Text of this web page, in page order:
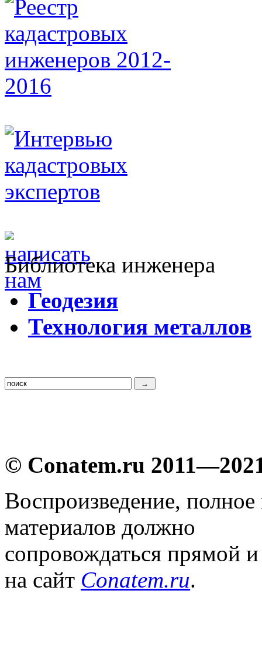
Библиотека инженера
Геодезия
Технология металлов
© Conatem.ru
Воспроизведение,
материалов должно
сопровождаться прямой
на сайт Conatem.ru.